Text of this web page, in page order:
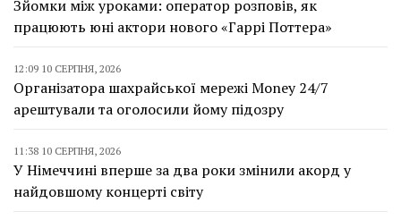
Зйомки між уроками: оператор розповів, як
працюють юні актори нового «Гаррі Поттера»
12:09 10 СЕРПНЯ, 2026
Організатора шахрайської мережі Money 24/7
арештували та оголосили йому підозру
11:38 10 СЕРПНЯ, 2026
У Німеччині вперше за два роки змінили акорд у
найдовшому концерті світу